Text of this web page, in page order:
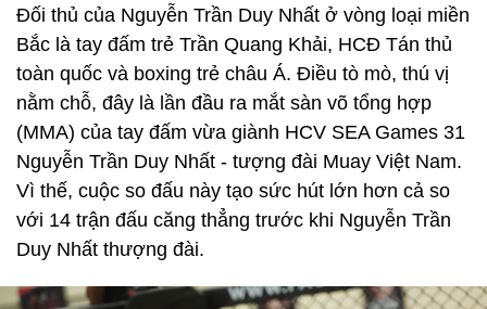
Đối thủ của Nguyễn Trần Duy Nhất ở vòng loại miền
Bắc là tay đấm trẻ Trần Quang Khải, HCĐ Tán thủ
toàn quốc và boxing trẻ châu Á. Điều tò mò, thú vị
nằm chỗ, đây là lần đầu ra mắt sàn võ tổng hợp
(MMA) của tay đấm vừa giành HCV SEA Games 31
Nguyễn Trần Duy Nhất - tượng đài Muay Việt Nam.
Vì thế, cuộc so đấu này tạo sức hút lớn hơn cả so
với 14 trận đấu căng thẳng trước khi Nguyễn Trần
Duy Nhất thượng đài.